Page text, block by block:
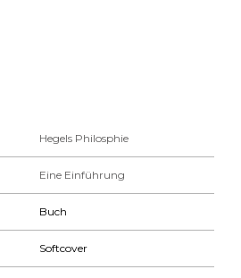
Hegels Philosphie
Eine Einführung
Buch
Softcover